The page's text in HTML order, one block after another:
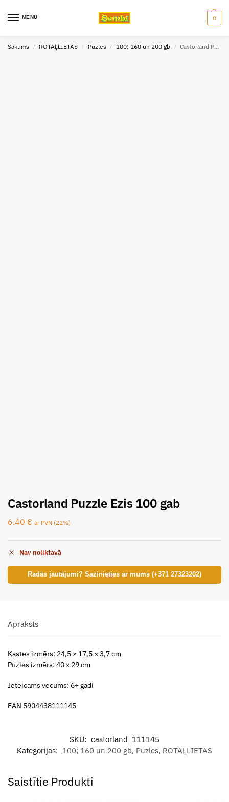
MENU 0
Sākums / ROTAĻLIETAS / Puzles / 100; 160 un 200 gb / Castorland Puzzle Ezis 100 gab
Castorland Puzzle Ezis 100 gab
6.40 € ar PVN (21%)
Nav noliktavā
Radās jautājumi? Sazinieties ar mums (+371 27323202)
Apraksts
Kastes izmērs: 24,5 × 17,5 × 3,7 cm
Puzles izmērs: 40 x 29 cm
Ieteicams vecums: 6+ gadi
EAN 5904438111145
SKU: castorland_111145
Kategorijas: 100; 160 un 200 gb, Puzles, ROTAĻLIETAS
Saistītie Produkti